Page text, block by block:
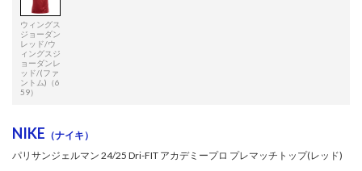
ウィングス
ジョーダン
レッド/ウ
ィングスジ
ョーダンレ
ッド/(ファ
ントム)（6
59）
NIKE （ナイキ）
パリサンジェルマン 24/25 Dri-FIT アカデミープロ プレマッチトップ(レッド)